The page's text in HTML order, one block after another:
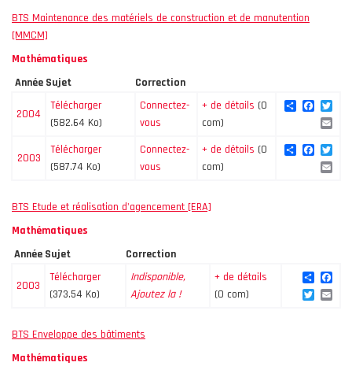
BTS Maintenance des matériels de construction et de manutention
[MMCM]
Mathématiques
Année Sujet Correction
2004
Télécharger
(582.64 Ko)
Connectez-
vous
+ de détails (0
com)
Share
2003
Télécharger
(587.74 Ko)
Connectez-
vous
+ de détails (0
com)
Share
BTS Etude et réalisation d'agencement [ERA]
Mathématiques
Année Sujet Correction
2003
Télécharger
(373.54 Ko)
Indisponible,
Ajoutez la !
+ de détails
(0 com)
Share
Twitter
BTS Enveloppe des bâtiments
Mathématiques